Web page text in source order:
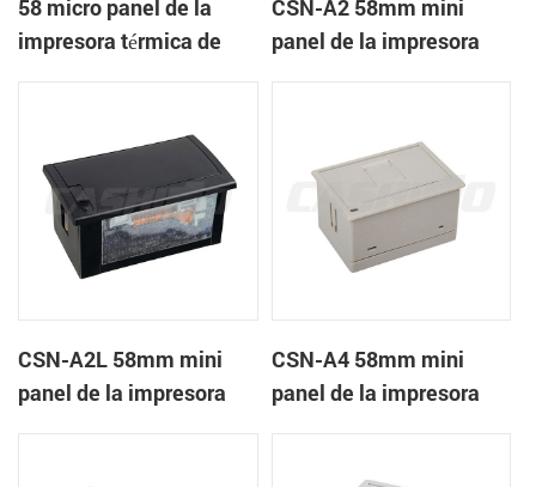
58 micro panel de la
impresora térmica de
CSN-A2 58mm mini
panel de la impresora
CSN-A2L 58mm mini
panel de la impresora
CSN-A4 58mm mini
panel de la impresora